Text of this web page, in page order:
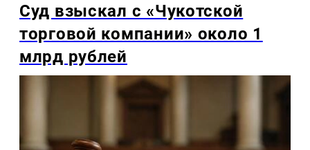
Суд взыскал с «Чукотской
торговой компании» около 1
млрд рублей